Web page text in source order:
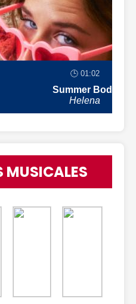
🕒 01:02
Summer Body
Helena
MUSICALES